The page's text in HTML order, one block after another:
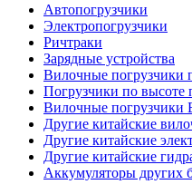
Автопогрузчики
Электропогрузчики
Ричтраки
Зарядные устройства
Вилочные погрузчики
Погрузчики по высоте
Вилочные погрузчики
Другие китайские
Другие китайские
Другие китайские
Аккумуляторы других